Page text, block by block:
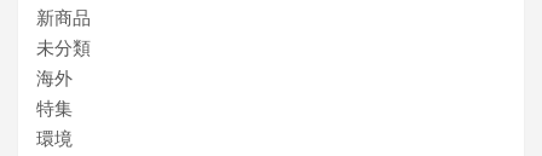
新商品
未分類
海外
特集
環境